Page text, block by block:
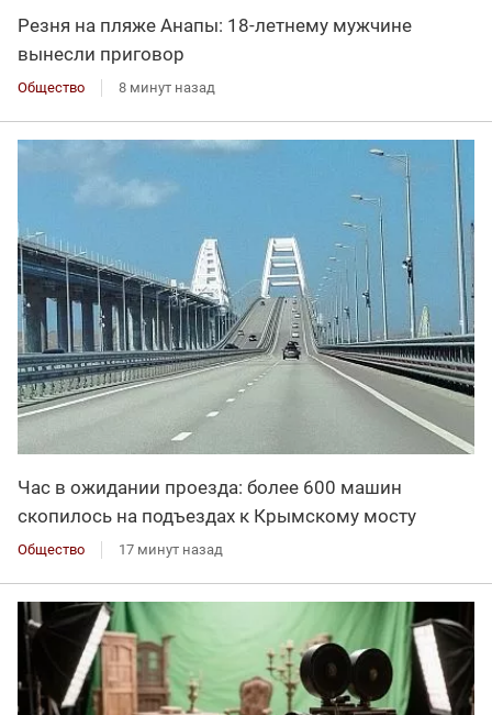
Резня на пляже Анапы: 18-летнему мужчине
вынесли приговор
Общество 8 минут назад
Час в ожидании проезда: более 600 машин
скопилось на подъездах к Крымскому мосту
Общество 17 минут назад